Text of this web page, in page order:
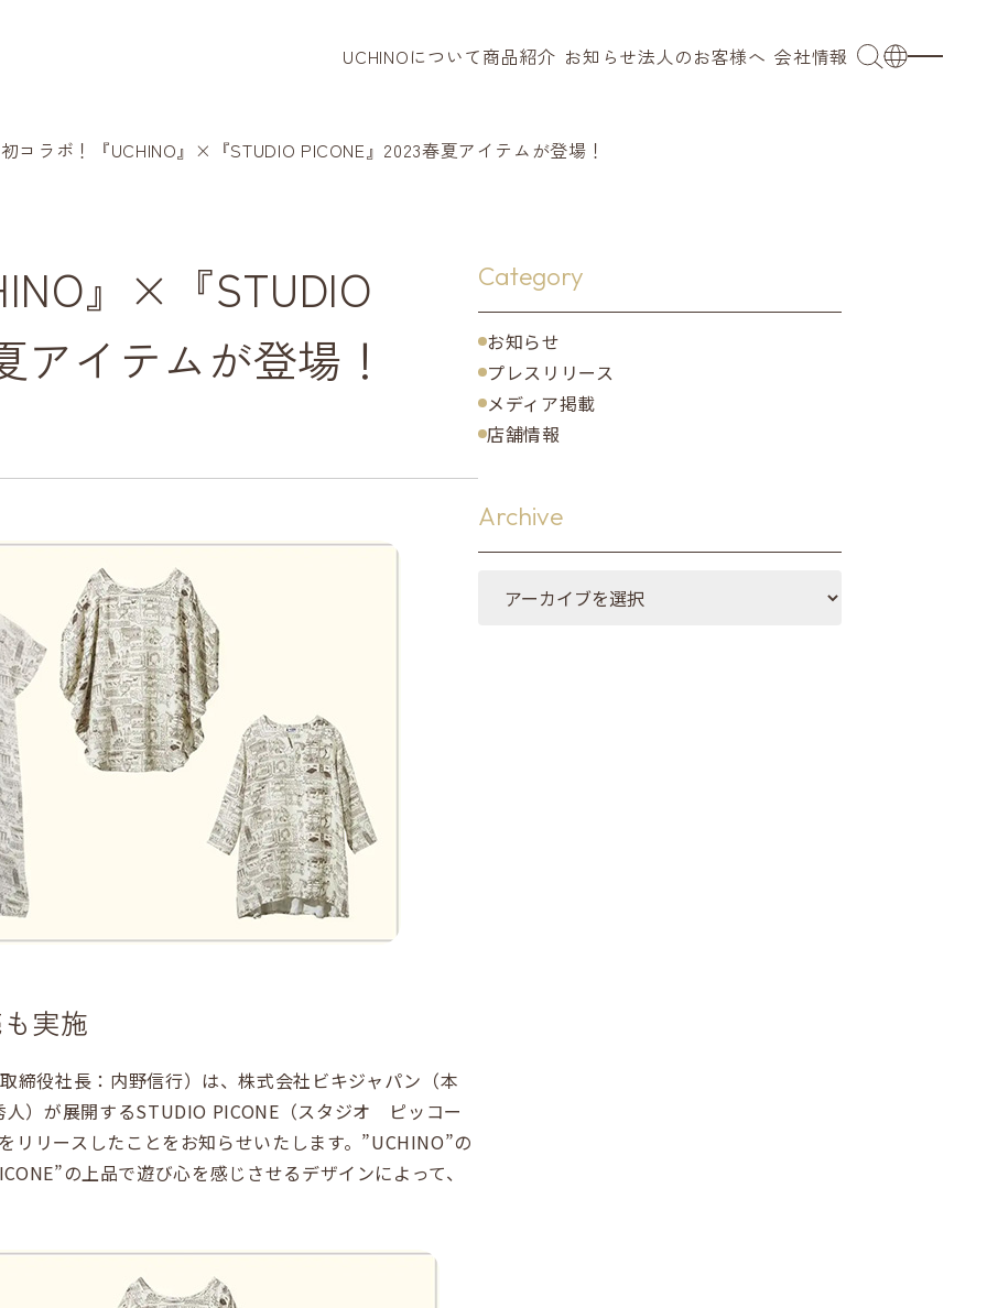
UCHINOについて商品紹介
バスローブ
リラクシングウェア
ベビー・キッズ
タオルハンカチ
オーダーメイド
お知らせ法人のお客様へ
業務用
会社情報
サステナビリティ
初コラボ！『UCHINO』×『STUDIO PICONE』2023春夏アイテムが登場！
』×『STUDIO
アイテムが登場！
実施
締役社長：内野信行）は、株式会社ビキジャパン（本
）が展開するSTUDIO PICONE（スタジオ ピッコー
リースしたことをお知らせいたします。”UCHINO”の
の上品で遊び心を感じさせるデザインによって、
Category
お知らせ
プレスリリース
メディア掲載
店舗情報
Archive